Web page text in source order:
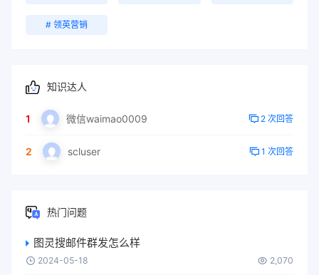
# 领英营销
知识达人
1 微信waimao0009 2 次回答
2 scluser 1 次回答
热门问题
图灵搜邮件群发怎么样
2024-05-18 2,070